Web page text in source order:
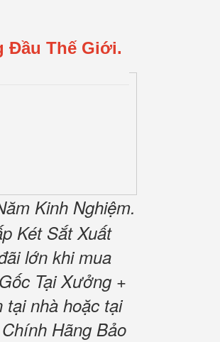
Đầu Thế Giới.
Kinh Nghiệm.
Két Sắt Xuất
lớn khi mua
Tại Xưởng +
nhà hoặc tại
Chính Hãng Bảo